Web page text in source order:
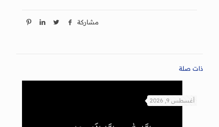
مشاركة
ذات صلة
أغسطس 9, 2026